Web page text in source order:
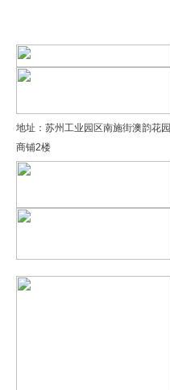
地址：苏州工业园区南施街澳韵花园
商铺2楼